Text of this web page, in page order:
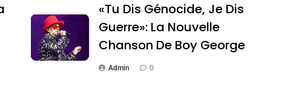
«Tu Dis Génocide, Je Dis
Guerre»: La Nouvelle
Chanson De Boy George
Admin 0